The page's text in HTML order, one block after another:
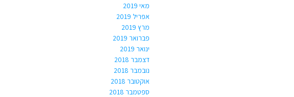
מאי 2019
אפריל 2019
מרץ 2019
פברואר 2019
ינואר 2019
דצמבר 2018
נובמבר 2018
אוקטובר 2018
ספטמבר 2018